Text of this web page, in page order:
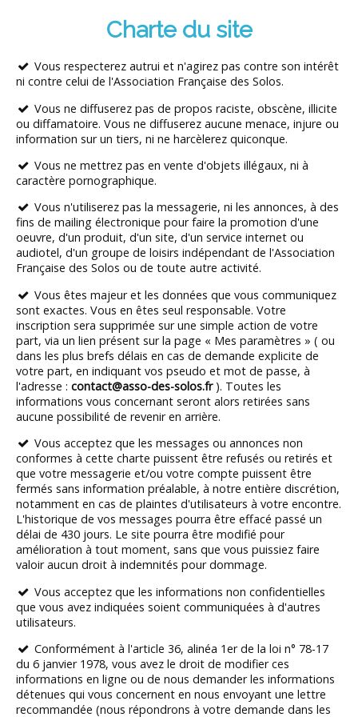
Charte du site
Vous respecterez autrui et n'agirez pas contre son intérêt
ni contre celui de l'Association Française des Solos.
Vous ne diffuserez pas de propos raciste, obscène, illicite
ou diffamatoire. Vous ne diffuserez aucune menace, injure ou
information sur un tiers, ni ne harcèlerez quiconque.
Vous ne mettrez pas en vente d'objets illégaux, ni à
caractère pornographique.
Vous n'utiliserez pas la messagerie, ni les annonces, à des
fins de mailing électronique pour faire la promotion d'une
oeuvre, d'un produit, d'un site, d'un service internet ou
audiotel, d'un groupe de loisirs indépendant de l'Association
Française des Solos ou de toute autre activité.
Vous êtes majeur et les données que vous communiquez
sont exactes. Vous en êtes seul responsable. Votre
inscription sera supprimée sur une simple action de votre
part, via un lien présent sur la page « Mes paramètres » ( ou
dans les plus brefs délais en cas de demande explicite de
votre part, en indiquant vos pseudo et mot de passe, à
l'adresse : contact@asso-des-solos.fr). Toutes les
informations vous concernant seront alors retirées sans
aucune possibilité de revenir en arrière.
Vous acceptez que les messages ou annonces non
conformes à cette charte puissent être refusés ou retirés et
que votre messagerie et/ou votre compte puissent être
fermés sans information préalable, à notre entière discrétion,
notamment en cas de plaintes d'utilisateurs à votre encontre.
L'historique de vos messages pourra être effacé passé un
délai de 430 jours. Le site pourra être modifié pour
amélioration à tout moment, sans que vous puissiez faire
valoir aucun droit à indemnités pour dommage.
Vous acceptez que les informations non confidentielles
que vous avez indiquées soient communiquées à d'autres
utilisateurs.
Conformément à l'article 36, alinéa 1er de la loi n° 78-17
du 6 janvier 1978, vous avez le droit de modifier ces
informations en ligne ou de nous demander les informations
détenues qui vous concernent en nous envoyant une lettre
recommandée (nous répondrons à votre demande dans les